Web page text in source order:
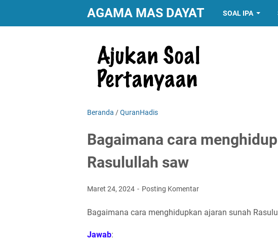
AGAMA MAS DAYAT SOAL IPA
Beranda /QuranHadis
Bagaimana cara
Rasulullah saw
Maret 24, 2024 Posting Komentar
Bagaimana cara menghidupkan ajaran sunah
Jawab: